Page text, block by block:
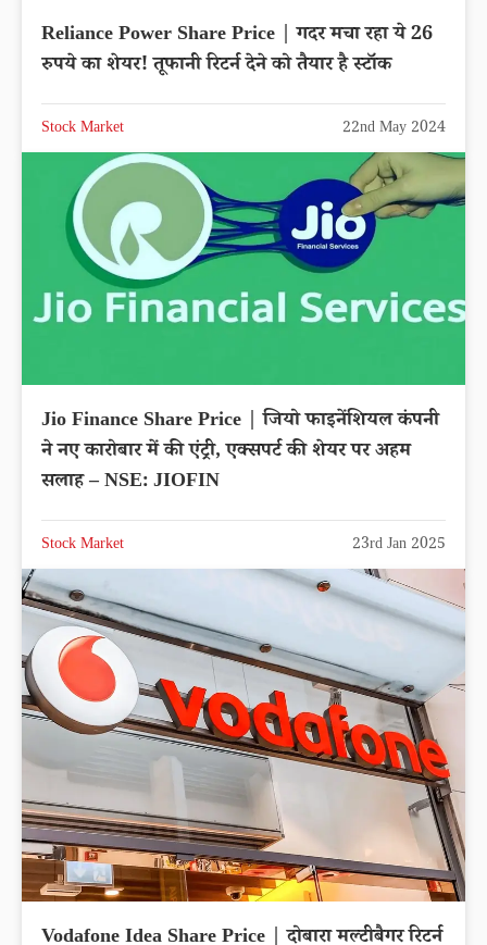
Reliance Power Share Price | गदर मचा रहा ये 26
रुपये का शेयर! तूफानी रिटर्न देने को तैयार है स्टॉक
Stock Market 22nd May 2024
Jio Finance Share Price | जियो फाइनेंशियल कंपनी
ने नए कारोबार में की एंट्री, एक्सपर्ट की शेयर पर अहम
सलाह – NSE: JIOFIN
Stock Market 23rd Jan 2025
Vodafone Idea Share Price | दोबारा मल्टीबैगर रिटर्न